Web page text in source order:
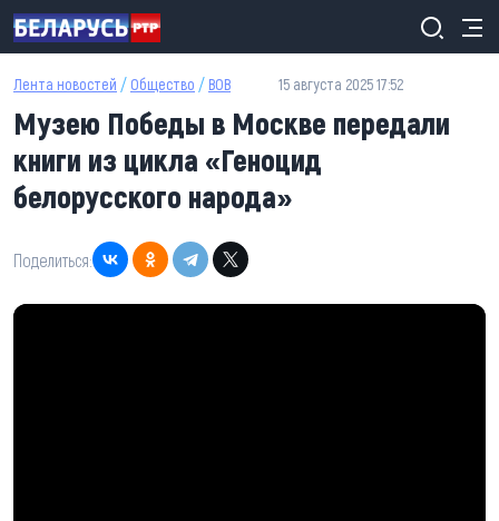
Перейти к основному содержанию
Лента новостей / Общество / ВОВ 15 августа 2025 17:52
Музею Победы в Москве передали
книги из цикла «Геноцид
белорусского народа»
Поделиться: